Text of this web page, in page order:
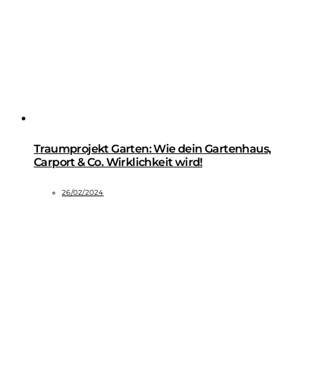
Traumprojekt Garten: Wie dein Gartenhaus,
Carport & Co. Wirklichkeit wird!
26/02/2024